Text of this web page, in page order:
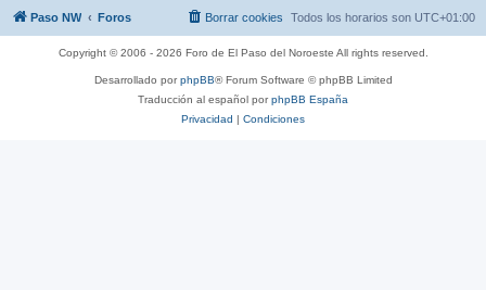
Paso NW Foros Todos los horarios son UTC+01:00
Borrar cookies
Copyright © 2006 - 2026 Foro de El Paso del Noroeste All rights reserved.
Desarrollado porphpBB® Forum Software © phpBB Limited
Traducción al español porphpBB España
Privacidad | Condiciones